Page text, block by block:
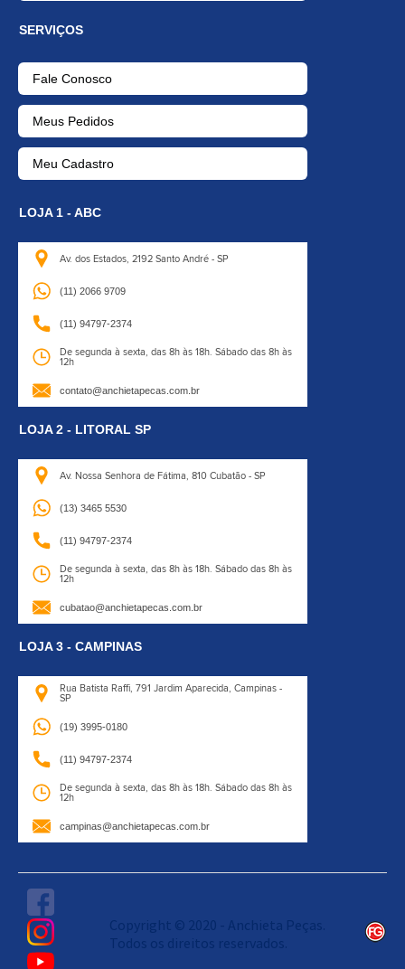
SERVIÇOS
Fale Conosco
Meus Pedidos
Meu Cadastro
LOJA 1 - ABC
Av. dos Estados, 2192 Santo André - SP
(11) 2066 9709
(11) 94797-2374
De segunda à sexta, das 8h às 18h. Sábado das 8h às
12h
contato@anchietapecas.com.br
LOJA 2 - LITORAL SP
Av. Nossa Senhora de Fátima, 810 Cubatão - SP
(13) 3465 5530
(11) 94797-2374
De segunda à sexta, das 8h às 18h. Sábado das 8h às
12h
cubatao@anchietapecas.com.br
LOJA 3 - CAMPINAS
Rua Batista Raffi, 791 Jardim Aparecida, Campinas -
SP
(19) 3995-0180
(11) 94797-2374
De segunda à sexta, das 8h às 18h. Sábado das 8h às
12h
campinas@anchietapecas.com.br
Copyright © 2020 - Anchieta Peças.
Todos os direitos reservados.